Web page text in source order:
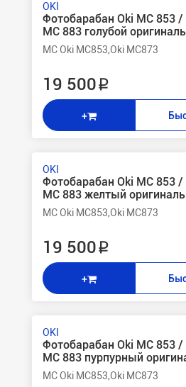
OKI
Фотобарабан Oki MC 853 /
MC 883 голубой
MC Oki MC853,Oki MC873
19 500 ₽
+
OKI
Фотобарабан Oki MC 853 /
MC 883 желтый
MC Oki MC853,Oki MC873
19 500 ₽
+
OKI
Фотобарабан Oki MC 853 /
MC 883 пурпурный
MC Oki MC853,Oki MC873